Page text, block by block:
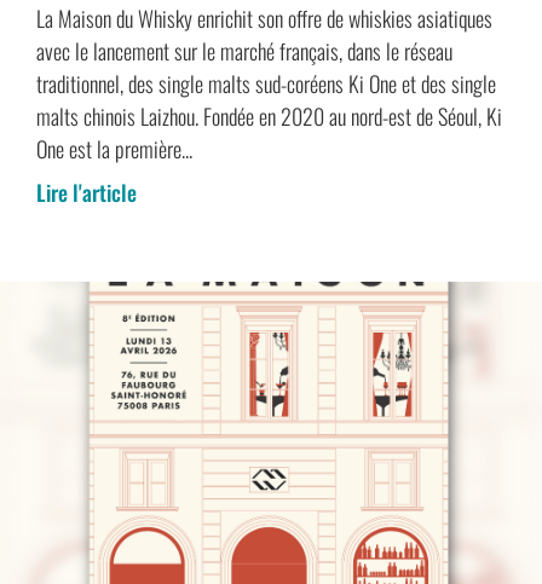
La Maison du Whisky enrichit son offre de whiskies asiatiques
avec le lancement sur le marché français, dans le réseau
traditionnel, des single malts sud-coréens Ki One et des single
malts chinois Laizhou. Fondée en 2020 au nord-est de Séoul, Ki
One est la première...
Lire l'article